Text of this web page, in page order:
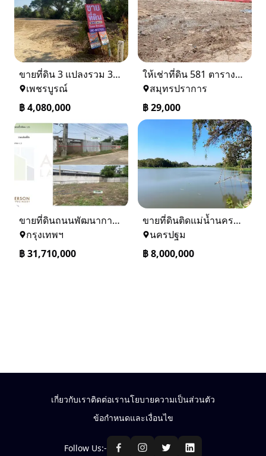
ขายที่ดิน 3 แปลงรวม 340 ตรว ราคา ตรว. ล่ะ 12000 บาท เมืองเพชรบูรณ์
เพชรบูรณ์
฿4,080,000
ให้เช่าที่ดิน 581 ตารางวา ตรงข้างอู่ใหม่แจ็คบางหญ้าแพรก บางหัวเสือ
สมุทรปราการ
฿29,000
ขายที่ดินถนนพัฒนาการ 56 (ซอยเอื้อพัฒนา 15)
กรุงเทพฯ
฿31,710,000
ขายที่ดินติดแม่น้ำนครชัยศรี จ.นครปฐม ทำเลดี ที่ดินถมแล้ว
นครปฐม
฿8,000,000
เกี่ยวกับเราติดต่อเรานโยบายความเป็นส่วนตัว
ข้อกำหนดและเงื่อนไข
Follow Us:-